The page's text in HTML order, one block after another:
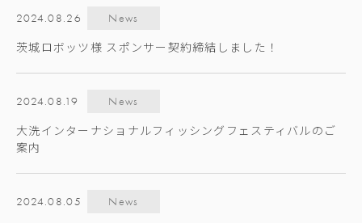
2024.08.26 News
茨城ロボッツ様 スポンサー契約締結しました！
2024.08.19 News
大洗インターナショナルフィッシングフェスティバルのご
案内
2024.08.05 News